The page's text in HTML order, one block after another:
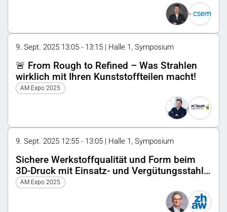
9. Sept. 2025 13:05 - 13:15 | Halle 1, Symposium
🚨 From Rough to Refined – Was Strahlen
wirklich mit Ihren Kunststoffteilen macht!
AM Expo 2025
9. Sept. 2025 12:55 - 13:05 | Halle 1, Symposium
Sichere Werkstoffqualität und Form beim
3D-Druck mit Einsatz- und Vergütungsstahl
vor der Nacharbeit
AM Expo 2025